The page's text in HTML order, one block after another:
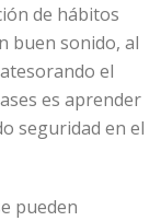
de hábitos
buen sonido, al
el
es aprender
seguridad en el
pueden